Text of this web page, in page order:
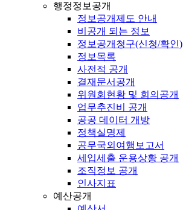
행정정보공개
정보공개제도 안내
비공개 되는 정보
정보공개청구(신청/확인)
정보목록
사전적 공개
결재문서공개
위원회현황 및 회의공개
업무추진비 공개
공공 데이터 개방
정책실명제
공무국외여행보고서
세입세출 운용상황 공개
조직정보 공개
인사지표
예산공개